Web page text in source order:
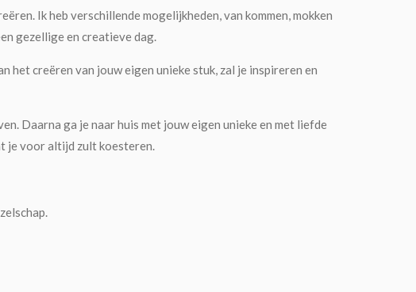
Ik heb verschillende mogelijkheden, van kommen, mokken
gezellige en creatieve dag.
het creëren van jouw eigen unieke stuk, zal je inspireren en
Daarna ga je naar huis met jouw eigen unieke en met liefde
je voor altijd zult koesteren.